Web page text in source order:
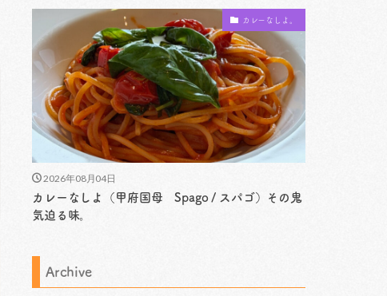
カレーなしよ。
2026年08月04日
カレーなしよ（甲府国母 Spago / スパゴ）その鬼
気迫る味。
Archive